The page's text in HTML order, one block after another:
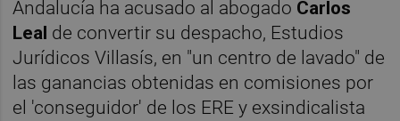
Andalucía ha acusado al abogado Carlos
Leal de convertir su despacho, Estudios
Jurídicos Villasís, en "un centro de lavado" de
las ganancias obtenidas en comisiones por
el 'conseguidor' de los ERE y exsindicalista